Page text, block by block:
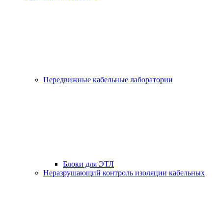
Передвижные кабельные лаборатории
Блоки для ЭТЛ
Неразрушающий контроль изоляции кабельных